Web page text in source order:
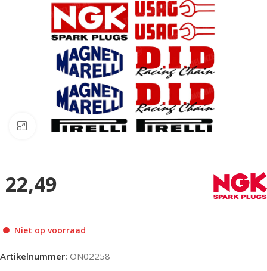
Klik om te vergroten
22,49
Niet op voorraad
Artikelnummer: ON02258